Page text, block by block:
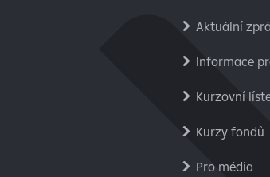
Aktuální
Informace
Kurzovní
Kurzy fondů
Pro média